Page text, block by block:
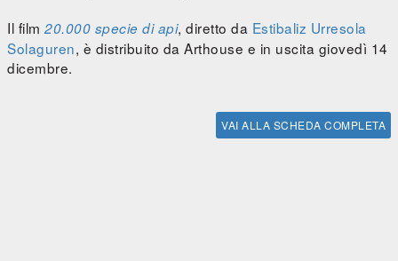
Il film 20.000 specie di api, diretto da Estibaliz Urresola
Solaguren, è distribuito da Arthouse e in uscita giovedì 14
dicembre.
VAI ALLA SCHEDA COMPLETA